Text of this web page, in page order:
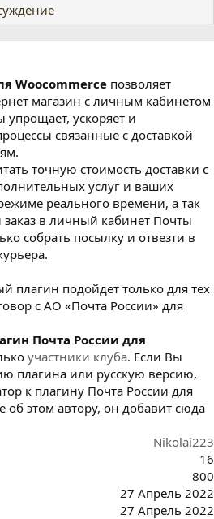
Woocommerce позволяет
магазин с личным кабинетом
упрощает, ускоряет и
связанные с доставкой
точную стоимость доставки с
услуг и ваших
реального времени, а так
в личный кабинет Почты
собрать посылку и отвезти в
плагин подойдет только для тех
с АО «Почта России» для
Почта России для
участники клуба. Если Вы
плагина или русскую версию,
к плагину Почта России для
об этом автору, он добавит сюда
Nikolai223
16
800
27 Апрель 2022
27 Апрель 2022